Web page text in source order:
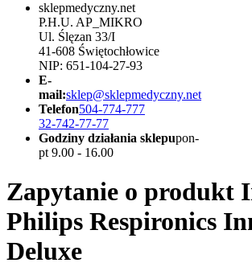
sklepmedyczny.net
P.H.U. AP_MIKRO
Ul. Ślęzan 33/I
41-608 Świętochłowice
NIP: 651-104-27-93
E-
mail:sklep@sklepmedyczny.net
Telefon504-774-777
32-742-77-77
Godziny działania sklepupon-
pt 9.00 - 16.00
Zapytanie o produkt
Philips Respironics
Deluxe